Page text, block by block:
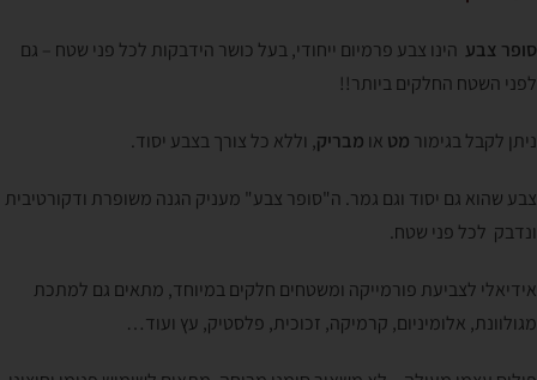
סופר צבע הינו צבע פרמיום ייחודי, בעל כושר הידבקות לכל פני שטח – גם
לפני השטח החלקים ביותר!!
ניתן לקבל בגימור מט או מבריק, וללא כל צורך בצבע יסוד.
צבע שהוא גם יסוד וגם גמר. ה"סופר צבע" מעניק הגנה משופרת ודקורטיבית
ונדבק לכל פני שטח.
אידיאלי לצביעת פורמייקה ומשטחים חלקים במיוחד, מתאים גם למתכת
מגולוונת, אלומיניום, קרמיקה, זכוכית, פלסטיק, עץ ועוד…